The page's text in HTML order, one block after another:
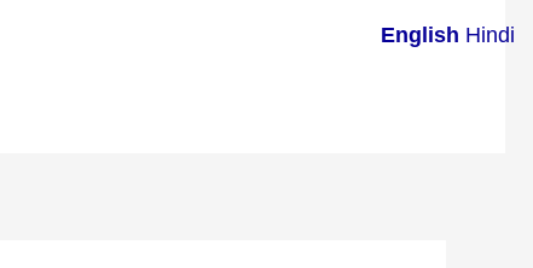
English Hindi